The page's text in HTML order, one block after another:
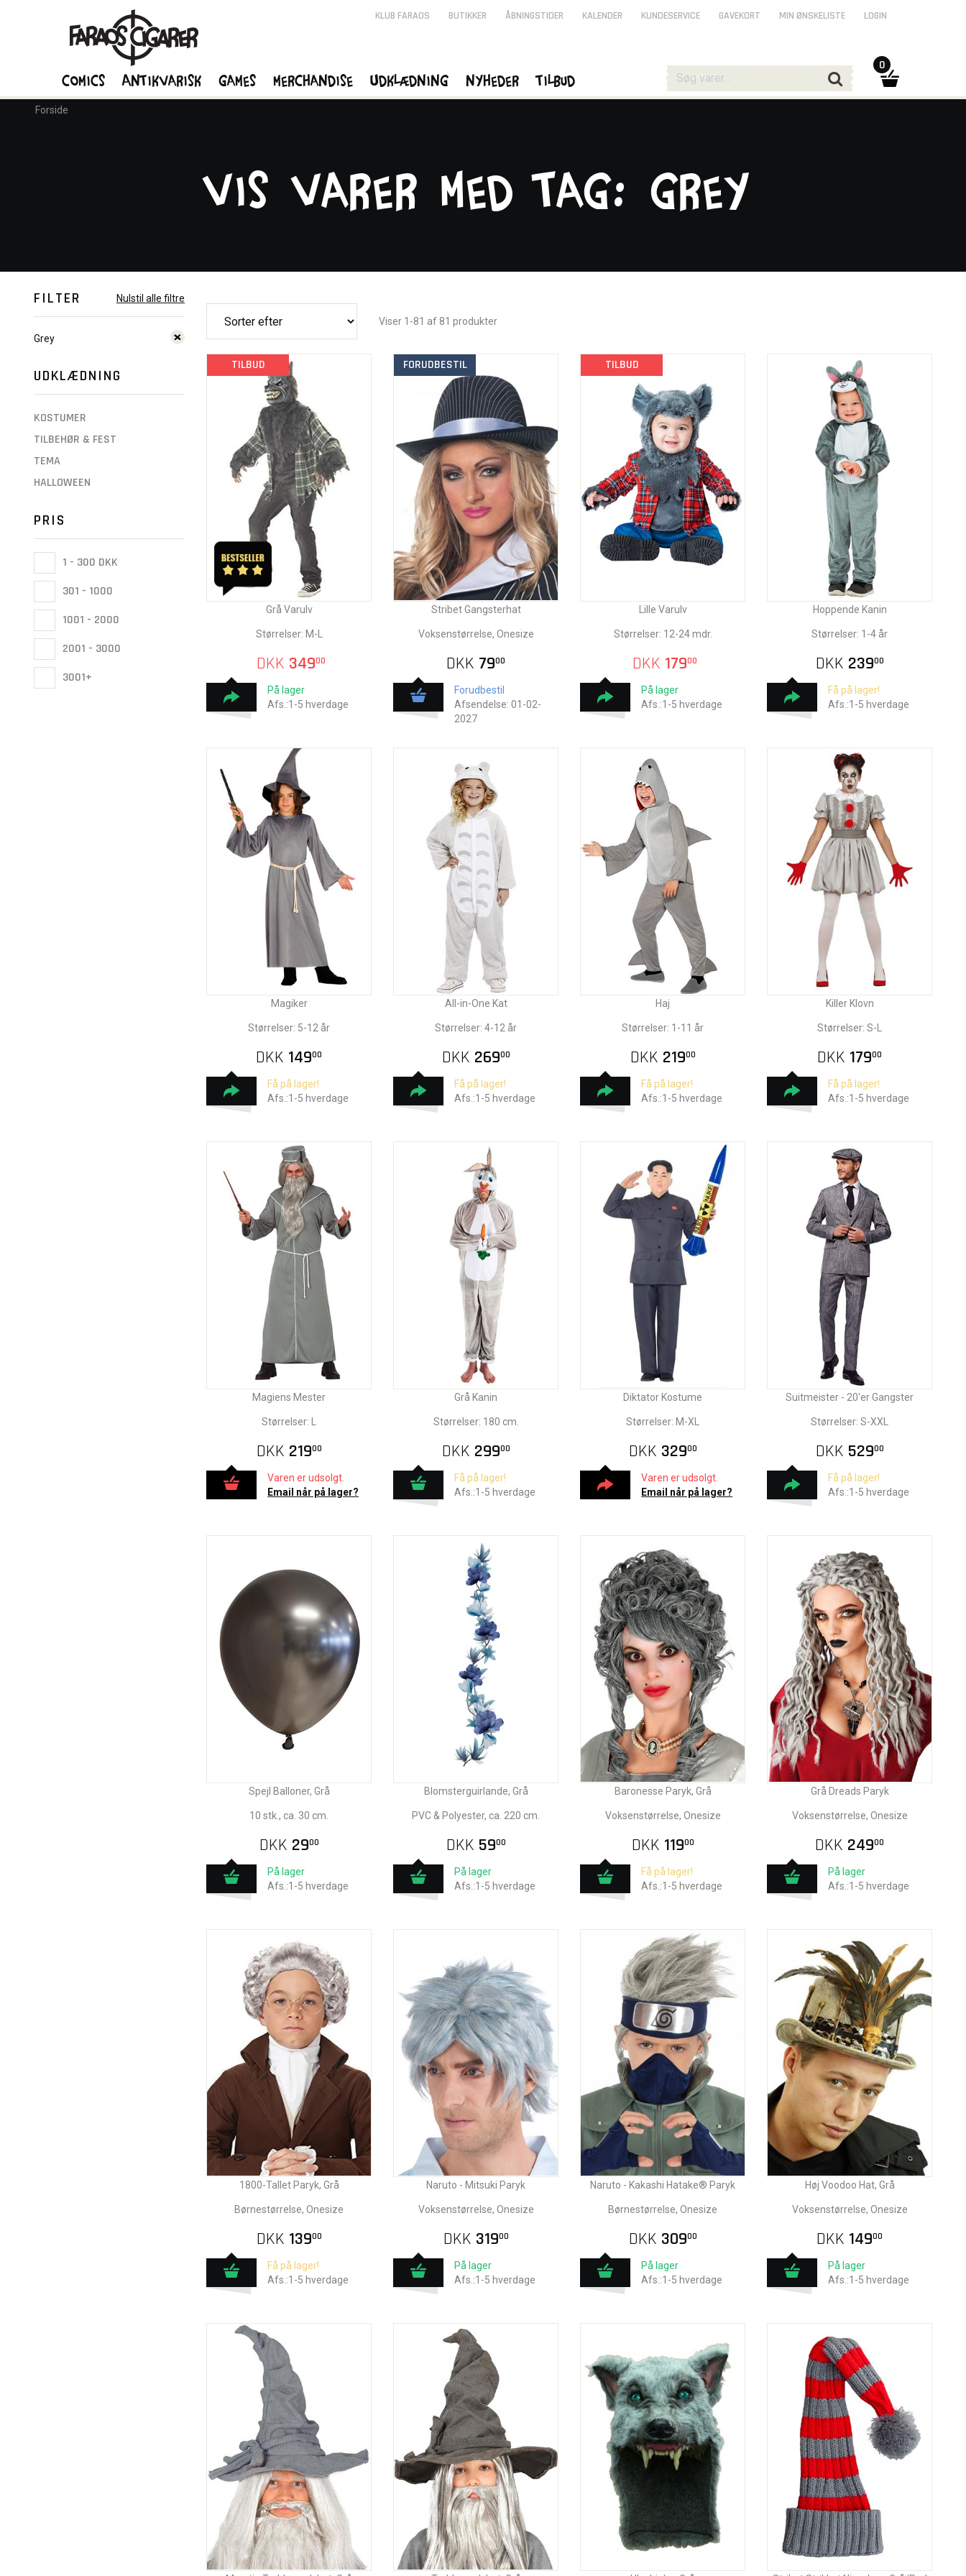
Forside
Vis varer med tag: Grey
FILTER Nulstil alle filtre
Grey
UDKLÆDNING
KOSTUMER
TILBEHØR & FEST
TEMA
HALLOWEEN
PRIS
1 - 300 DKK
301 - 1000
1001 - 2000
2001 - 3000
3001+
Viser 1-81 af 81 produkter
TILBUD
Grå Varulv
Størrelser: M-L
DKK 34900
På lager
Afs.:1-5 hverdage
FORUDBESTIL
Stribet Gangsterhat
Voksenstørrelse, Onesize
DKK 7900
Forudbestil
Afsendelse: 01-02-
2027
TILBUD
Lille Varulv
Størrelser: 12-24 mdr.
DKK 17900
På lager
Afs.:1-5 hverdage
Hoppende Kanin
Størrelser: 1-4 år
DKK 23900
Få på lager!
Afs.:1-5 hverdage
Magiker
Størrelser: 5-12 år
DKK 14900
Få på lager!
Afs.:1-5 hverdage
All-in-One Kat
Størrelser: 4-12 år
DKK 26900
Få på lager!
Afs.:1-5 hverdage
Haj
Størrelser: 1-11 år
DKK 21900
Få på lager!
Afs.:1-5 hverdage
Killer Klovn
Størrelser: S-L
DKK 17900
Få på lager!
Afs.:1-5 hverdage
Magiens Mester
Størrelser: L
DKK 21900
Varen er udsolgt.
Email når på lager?
Grå Kanin
Størrelser: 180 cm.
DKK 29900
Få på lager!
Afs.:1-5 hverdage
Diktator Kostume
Størrelser: M-XL
DKK 32900
Varen er udsolgt.
Email når på lager?
Suitmeister - 20'er Gangster
Størrelser: S-XXL
DKK 52900
Få på lager!
Afs.:1-5 hverdage
Spejl Balloner, Grå
10 stk., ca. 30 cm.
DKK 2900
På lager
Afs.:1-5 hverdage
Blomsterguirlande, Grå
PVC & Polyester, ca. 220 cm.
DKK 5900
På lager
Afs.:1-5 hverdage
Baronesse Paryk, Grå
Voksenstørrelse, Onesize
DKK 11900
Få på lager!
Afs.:1-5 hverdage
Grå Dreads Paryk
Voksenstørrelse, Onesize
DKK 24900
På lager
Afs.:1-5 hverdage
1800-Tallet Paryk, Grå
Børnestørrelse, Onesize
DKK 13900
Få på lager!
Afs.:1-5 hverdage
Naruto - Mitsuki Paryk
Voksenstørrelse, Onesize
DKK 31900
På lager
Afs.:1-5 hverdage
Naruto - Kakashi Hatake® Paryk
Børnestørrelse, Onesize
DKK 30900
På lager
Afs.:1-5 hverdage
Høj Voodoo Hat, Grå
Voksenstørrelse, Onesize
DKK 14900
På lager
Afs.:1-5 hverdage
KLUB FARAOS BUTIKKER ÅBNINGSTIDER KALENDER KUNDESERVICE GAVEKORT MIN ØNSKELISTE LOGIN
Comics Antikvarisk Games Merchandise Udklædning Nyheder Tilbud
0